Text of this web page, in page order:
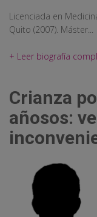
Licenciada en
Quito (2007). Máster...
+ Leer biografía
Crianza
añosos: